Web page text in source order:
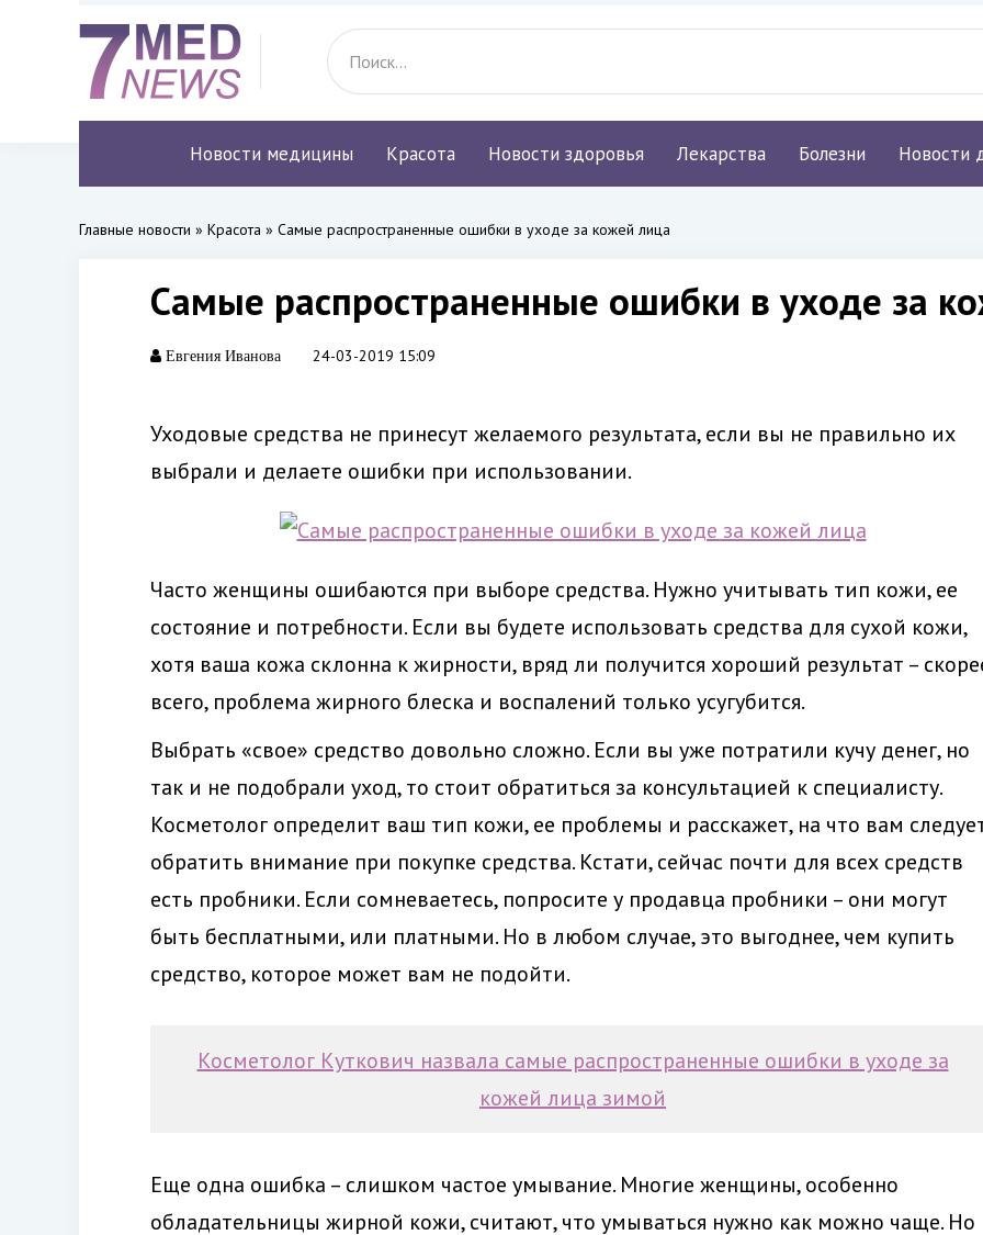
Новости медицины Красота Новости здоровья Лекарства Болезни Новости
Главные новости » Красота » Самые распространенные ошибки в уходе за кожей лица
Самые распространенные ошибки в уходе за
Евгения Иванова 24-03-2019 15:09
Уходовые средства не принесут желаемого результата, если вы не правильно их
выбрали и делаете ошибки при использовании.
Часто женщины ошибаются при выборе средства. Нужно учитывать тип кожи, ее
состояние и потребности. Если вы будете использовать средства для сухой кожи,
хотя ваша кожа склонна к жирности, вряд ли получится хороший результат –
всего, проблема жирного блеска и воспалений только усугубится.
Выбрать «свое» средство довольно сложно. Если вы уже потратили кучу денег, но
так и не подобрали уход, то стоит обратиться за консультацией к специалисту.
Косметолог определит ваш тип кожи, ее проблемы и расскажет, на что вам
обратить внимание при покупке средства. Кстати, сейчас почти для всех средств
есть пробники. Если сомневаетесь, попросите у продавца пробники – они могут
быть бесплатными, или платными. Но в любом случае, это выгоднее, чем купить
средство, которое может вам не подойти.
Косметолог Куткович назвала самые распространенные ошибки в уходе за
кожей лица зимой
Еще одна ошибка – слишком частое умывание. Многие женщины, особенно
обладательницы жирной кожи, считают, что умываться нужно как можно чаще. Но